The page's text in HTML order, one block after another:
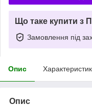
Що таке купити з
Замовлення під
Опис
Опис